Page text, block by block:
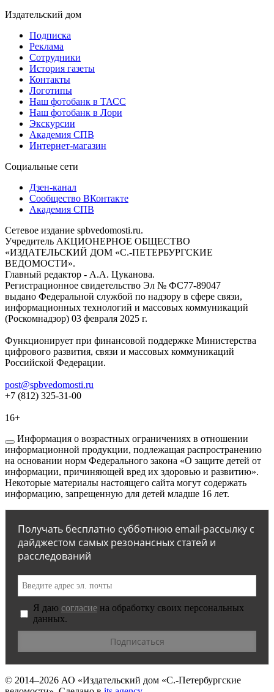
Издательский дом
Подписка
Реклама
Сотрудники
История газеты
Контакты
Логотипы
Наш фотобанк в ТАСС
Наш фотобанк в Лори
Экскурсии
Академия СПВ
Интернет-магазин
Социальные сети
Дзен-канал
Сообщество ВКонтакте
Академия СПВ
Сетевое издание spbvedomosti.ru.
Учредитель АКЦИОНЕРНОЕ ОБЩЕСТВО
«ИЗДАТЕЛЬСКИЙ ДОМ «С.-ПЕТЕРБУРГСКИЕ
ВЕДОМОСТИ».
Главный редактор - А.А. Цуканова.
Регистрационное свидетельство Эл № ФС77-89047
выдано Федеральной службой по надзору в сфере связи,
информационных технологий и массовых коммуникаций
(Роскомнадзор) 03 февраля 2025 г.
Функционирует при финансовой поддержке Министерства
цифрового развития, связи и массовых коммуникаций
Российской Федерации.
post@spbvedomosti.ru
+7 (812) 325-31-00
16+
Информация о возрастных ограничениях в отношении
информационной продукции, подлежащая распространению
на основании норм Федерального закона «О защите детей от
информации, причиняющей вред их здоровью и развитию».
Некоторые материалы настоящего сайта могут содержать
информацию, запрещенную для детей младше 16 лет.
Получать бесплатно субботнюю email-рассылку с
дайджестом самых резонансных статей и
расследований
Я даю согласие на обработку своих персональных
данных.
© 2014–2026 АО «Издательский дом «С.-Петербургские